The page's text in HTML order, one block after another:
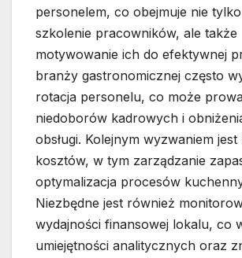
personelem, co obejmuje nie
szkolenie pracowników, ale także
motywowanie ich do efektywnej
branży gastronomicznej często
rotacja personelu, co może
niedoborów kadrowych i
obsługi. Kolejnym wyzwaniem
kosztów, w tym zarządzanie
optymalizacja procesów
Niezbędne jest również
wydajności finansowej lokalu, co
umiejętności analitycznych oraz